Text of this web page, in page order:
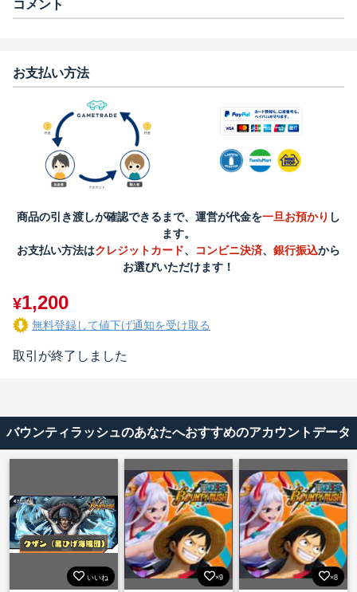
コメント
お支払い方法
商品の引き渡しが確認できるまで、運営が代金を一旦お預かり し
ます。
お支払い方法はクレジットカード、 コンビニ決済、 銀行振込から
お選びいただけます！
¥1,200
無料登録して値下げ通知を受け取る
取引が終了しました
バウンティラッシュのあなたへおすすめのアカウントデータ
いいね ×9 ×8